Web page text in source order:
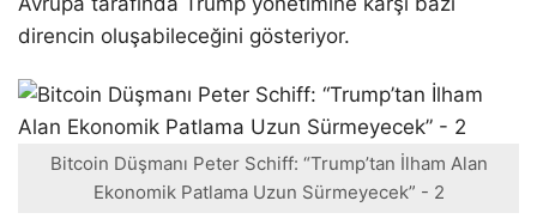
direncin oluşabileceğini gösteriyor.
Bitcoin Düşmanı Peter Schiff: “Trump’tan İlham Alan
Ekonomik Patlama Uzun Sürmeyecek” - 2